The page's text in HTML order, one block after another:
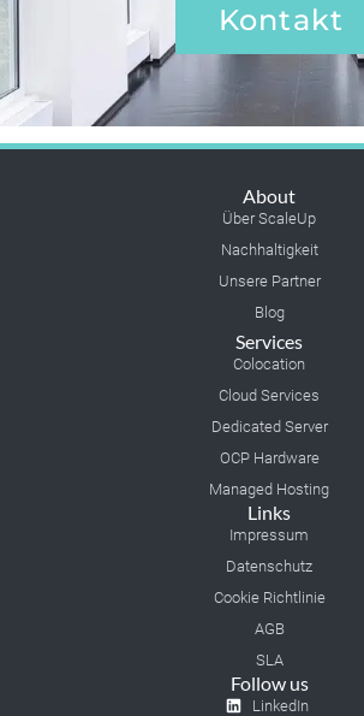
Kontakt
About
Über ScaleUp
Nachhaltigkeit
Unsere Partner
Blog
Services
Colocation
Cloud Services
Dedicated Server
OCP Hardware
Managed Hosting
Links
Impressum
Datenschutz
Cookie Richtlinie
AGB
SLA
Follow us
LinkedIn